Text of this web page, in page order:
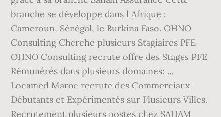
branche se développe dans l Afrique :
Cameroun, Sénégal, le Burkina Faso. OHNO
Consulting Cherche plusieurs Stagiaires PFE
OHNO Consulting recrute offre des Stages PFE
Rémunérés dans plusieurs domaines: ...
Locamed Maroc recrute des Commerciaux
Débutants et Expérimentés sur Plusieurs Villes.
Recrutement plusieurs postes chez SAHAM